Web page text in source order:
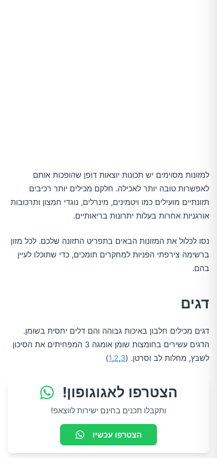
למזונות מסוימים יש תכונות יוצאות דופן שהופכות אותם
לאפשרות טובה יותר לאכילה. חלקם מכילים יותר רכיבים
תזונתיים מועילים כמו ויטמינים, מינרלים, נוגדי חמצון ותרכובות
אורגניות אחרות בעלות יתרונות בריאותיים.
נסו לכלול את המזונות הבאים בתפריט התזונה שלכם. לכל מזון
ברשימה צירפתי הפניות למחקרים תומכים, כדי שתוכלו לעיין
בהם.
דגים
דגים מכילים חלבון באיכות גבוהה והם דלים יחסית בשומן.
הדגים עשירים בחומצות שומן אומגה 3 המפחיתים את הסיכון
לשבץ, מחלות לב וסרטן. (
1,2,3
)
הצטרפו לאגוגופון!
ותקבלו תכנים בחינם ישירות לווצאפ!
הצטרפו עכשיו